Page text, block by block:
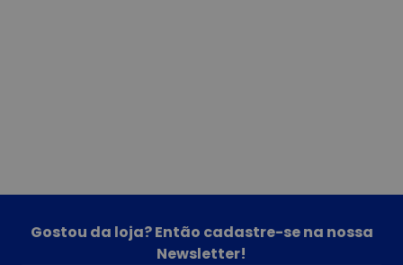
Gostou da loja? Então cadastre-se na nossa
Newsletter!